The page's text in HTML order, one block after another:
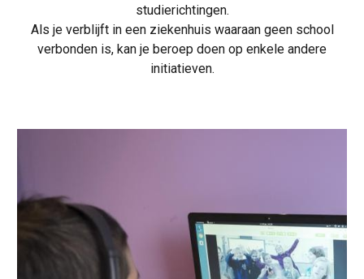
studierichtingen.
Als je verblijft in een ziekenhuis waaraan geen school
verbonden is, kan je beroep doen op enkele andere
initiatieven.